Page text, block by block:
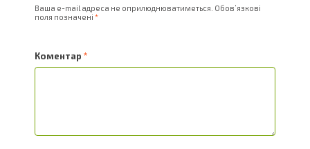
Ваша e-mail адреса не оприлюднюватиметься. Обов’язкові
поля позначені *
Коментар *